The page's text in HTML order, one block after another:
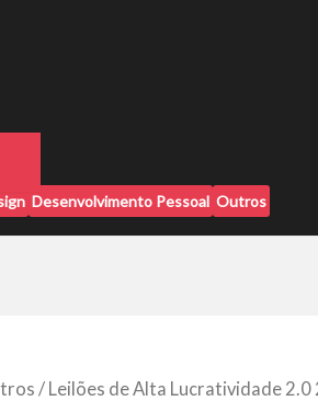
Desenvolvimento Pessoal Outros
/ Leilões de Alta Lucratividade 2.0